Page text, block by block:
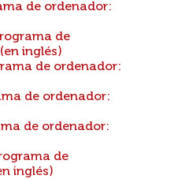
de ordenador:
de
inglés)
de ordenador:
de ordenador:
de ordenador:
de
inglés)